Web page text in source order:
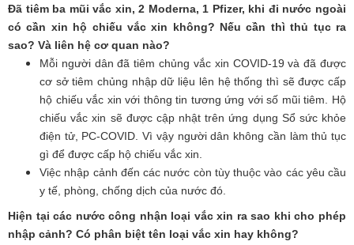
Đã tiêm ba mũi vắc xin, 2 Moderna, 1 Pfizer, khi đi nước ngoài
có cần xin hộ chiếu vắc xin không? Nếu cần thì thủ tục ra
sao? Và liên hệ cơ quan nào?
Mỗi người dân đã tiêm chủng vắc xin COVID-19 và đã được
cơ sở tiêm chủng nhập dữ liệu lên hệ thống thì sẽ được cấp
hộ chiếu vắc xin với thông tin tương ứng với số mũi tiêm. Hộ
chiếu vắc xin sẽ được cập nhật trên ứng dụng Sổ sức khỏe
điện tử, PC-COVID. Vì vậy người dân không cần làm thủ tục
gì để được cấp hộ chiếu vắc xin.
Việc nhập cảnh đến các nước còn tùy thuộc vào các yêu cầu
y tế, phòng, chống dịch của nước đó.
Hiện tại các nước công nhận loại vắc xin ra sao khi cho phép
nhập cảnh? Có phân biệt tên loại vắc xin hay không?